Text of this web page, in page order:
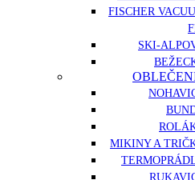
FISCHER
SKI-
MIKINY A